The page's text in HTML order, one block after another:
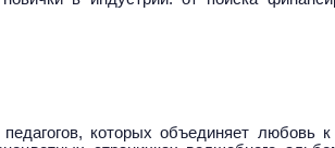
которых объединяет любовь